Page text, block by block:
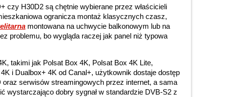
czy H30D2 są chętnie wybierane przez właścicieli
ogranicza montaż klasycznych czasz,
montowana na uchwycie balkonowym lub na
problemu, bo wygląda raczej jak panel niż typowa
takimi jak Polsat Box 4K, Polsat Box 4K Lite,
i Dualbox+ 4K od Canal+, użytkownik dostaje dostęp
oraz serwisów streamingowych przez internet, a sama
wystarczająco dobry sygnał w standardzie DVB-S2 z